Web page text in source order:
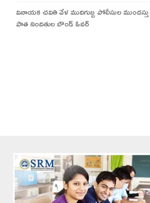
వినాయక చవితి వేళ ముదిగుబ్బ పోలీసుల
పాత నిందితుల బౌండ్ ఓవర్